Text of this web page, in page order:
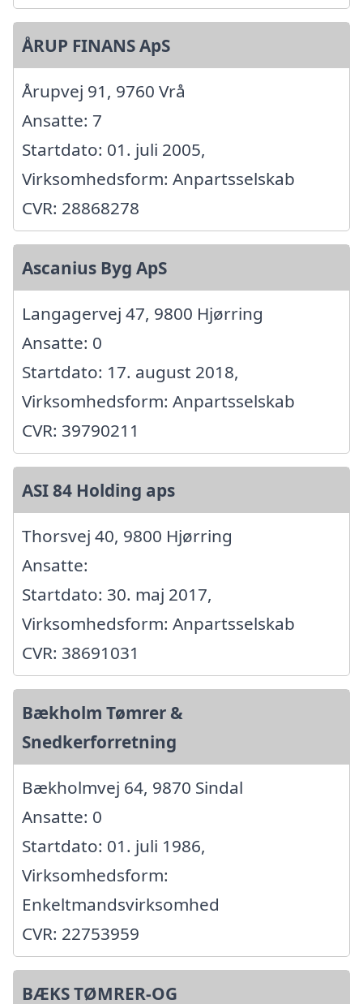
ÅRUP FINANS ApS
Årupvej 91, 9760 Vrå
Ansatte: 7
Startdato: 01. juli 2005,
Virksomhedsform: Anpartsselskab
CVR: 28868278
Ascanius Byg ApS
Langagervej 47, 9800 Hjørring
Ansatte: 0
Startdato: 17. august 2018,
Virksomhedsform: Anpartsselskab
CVR: 39790211
ASI 84 Holding aps
Thorsvej 40, 9800 Hjørring
Ansatte:
Startdato: 30. maj 2017,
Virksomhedsform: Anpartsselskab
CVR: 38691031
Bækholm Tømrer &
Snedkerforretning
Bækholmvej 64, 9870 Sindal
Ansatte: 0
Startdato: 01. juli 1986,
Virksomhedsform:
Enkeltmandsvirksomhed
CVR: 22753959
BÆKS TØMRER-OG